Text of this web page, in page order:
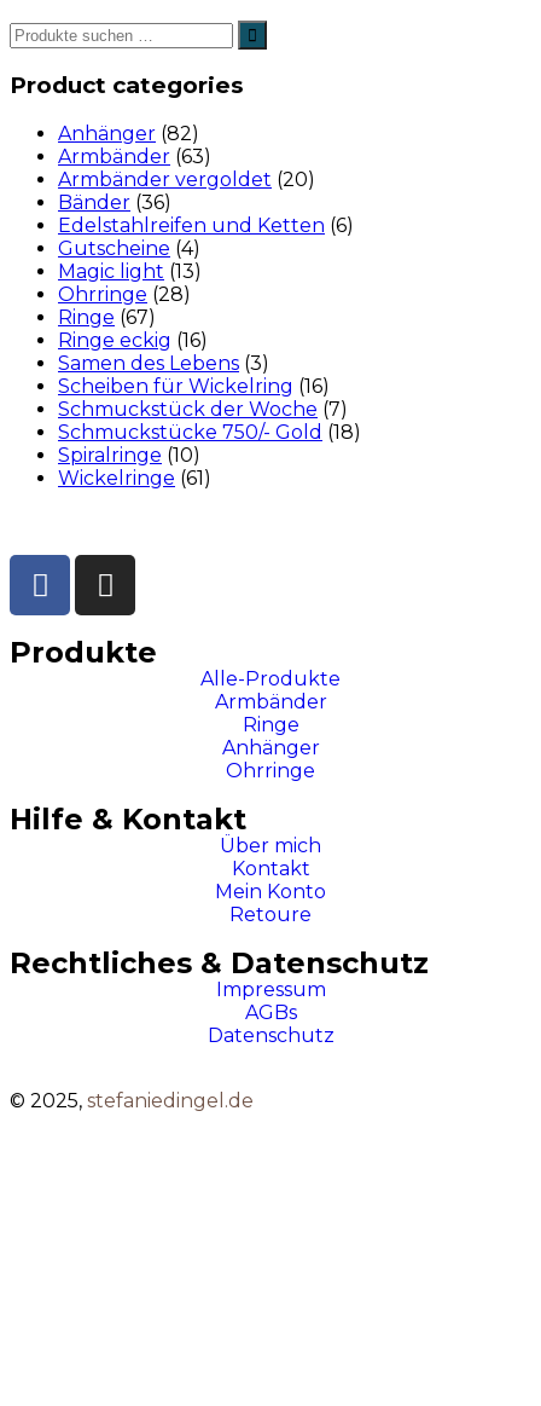
Product categories
Anhänger (82)
Armbänder (63)
Armbänder vergoldet (20)
Bänder (36)
Edelstahlreifen und Ketten (6)
Gutscheine (4)
Magic light (13)
Ohrringe (28)
Ringe (67)
Ringe eckig (16)
Samen des Lebens (3)
Scheiben für Wickelring (16)
Schmuckstück der Woche (7)
Schmuckstücke 750/- Gold (18)
Spiralringe (10)
Wickelringe (61)
Produkte
Alle-Produkte
Armbänder
Ringe
Anhänger
Ohrringe
Hilfe & Kontakt
Über mich
Kontakt
Mein Konto
Retoure
Rechtliches & Datenschutz
Impressum
AGBs
Datenschutz
© 2025, stefaniedingel.de